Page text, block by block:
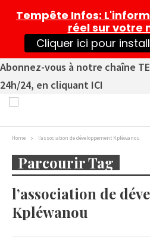
Abonnez-vous à notre chaîne
24h/24, en cliquant ICI
Home l’association de développement Kpléwanou
Parcourir Tag
l’association de
Kpléwanou
Tempête Infos:
réel sur votre
Cliquer ici pour